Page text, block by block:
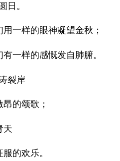
日。
一样的眼神凝望金秋；
一样的感慨发自肺腑。
裂岸
的颂歌；
天
的欢乐。